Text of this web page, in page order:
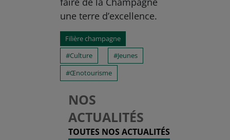
une terre d’excellence.
Filière champagne
Culture
Jeunes
Œnotourisme
NOS
ACTUALITÉS
TOUTES NOS ACTUALITÉS